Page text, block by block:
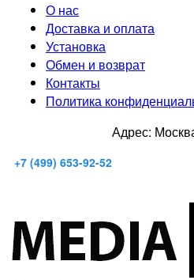
О нас
Доставка и оплата
Установка
Обмен и возврат
Контакты
Политика
+7 (499) 653-92-52
Адрес: